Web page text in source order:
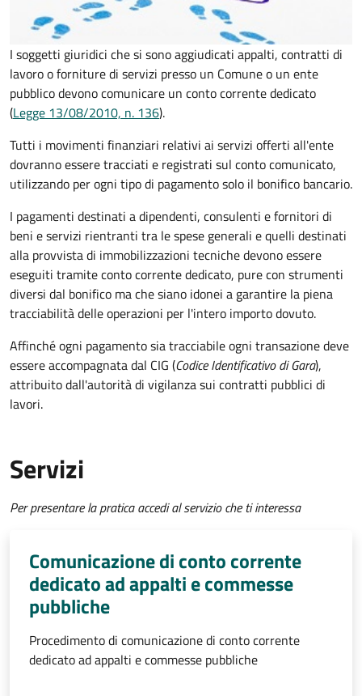
I soggetti giuridici che si sono aggiudicati appalti, contratti di
lavoro o forniture di servizi presso un Comune o un ente
pubblico devono comunicare un conto corrente dedicato
(Legge 13/08/2010, n. 136).
Tutti i movimenti finanziari relativi ai servizi offerti all'ente
dovranno essere tracciati e registrati sul conto comunicato,
utilizzando per ogni tipo di pagamento solo il bonifico bancario.
I pagamenti destinati a dipendenti, consulenti e fornitori di
beni e servizi rientranti tra le spese generali e quelli destinati
alla provvista di immobilizzazioni tecniche devono essere
eseguiti tramite conto corrente dedicato, pure con strumenti
diversi dal bonifico ma che siano idonei a garantire la piena
tracciabilità delle operazioni per l'intero importo dovuto.
Affinché ogni pagamento sia tracciabile ogni transazione deve
essere accompagnata dal CIG (Codice Identificativo di Gara),
attribuito dall'autorità di vigilanza sui contratti pubblici di
lavori.
Servizi
Per presentare la pratica accedi al servizio che ti interessa
Comunicazione di conto corrente
dedicato ad appalti e commesse
pubbliche
Procedimento di comunicazione di conto corrente
dedicato ad appalti e commesse pubbliche